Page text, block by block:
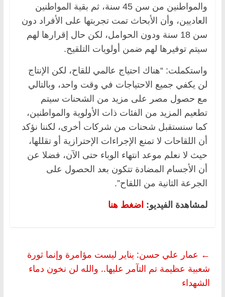
والمواطنين من سن 45 سنة، ثم بقية المواطنين
العاديين، وأن الأبحاث تمت تجربتها على الأفراد دون
سن 18 سنة ودون الحوامل، لكن حال إقرارها لهم
سيتم توفيرها لهم ضمن أولويات التلقيح.
واستكملت: “هناك احتياج عالمي للقاح، لكن الإنتاج
لن يكفي جميع الاحتياجات في وقت واحد، وبالتالي
مع حصول مصر على مزيد من الشحنات سيتم
تطعيم المزيد من الفئات ذات الأولوية والمواطنين،
كما سنستقبل شحنات من شركات أخرى، لكننا نؤكد
أن اللقاحات لا تمنع الإجراءات الإحترازية أو تقللها،
حيث لا نعلم موعد انتهاء الوباء حتى الآن، فضلا عن
أن الأجسام المضادة تتكون بعد الحصول على
الجرعة الثانية من اللقاح”.
لمشاهدة الفيديو: اضغط هنا
← عمار علي حسن: يناير ليست مؤامرة وإنما ثورة
شعبية عظيمة تم التآمر عليها.. والله لن نخون دماء
الشهداء